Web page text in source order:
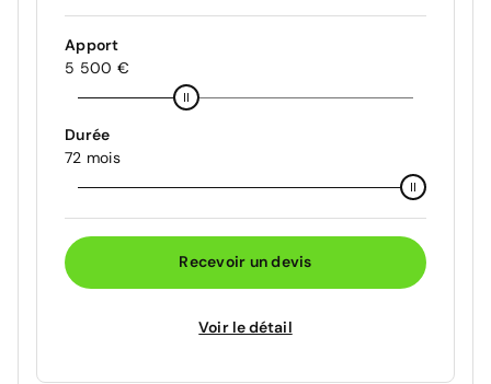
Apport
5 500 €
Durée
72 mois
Recevoir un devis
Voir le détail